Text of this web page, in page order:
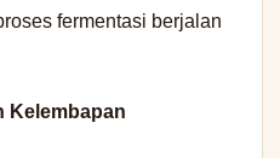
fermentasi berjalan
Kelembapan